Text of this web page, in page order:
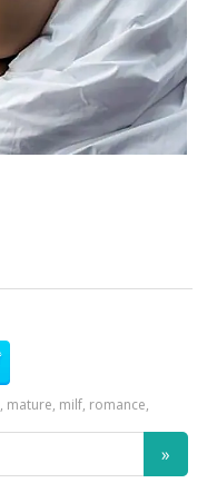
, mature, milf, romance,